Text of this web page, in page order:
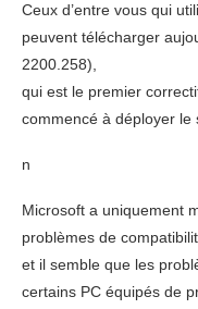
Ceux d’entre vous qui
peuvent télécharger
2200.258),
qui est le premier
commencé à déployer le
n
Microsoft a uniquement
problèmes de
et il semble que les
certains PC équipés de